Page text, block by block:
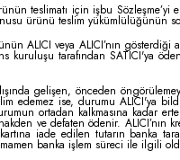
teslimatı için işbu
ürünü teslim yükümlülüğünün
ALICI veya ALICI’nın
kuruluşu tarafından SATICI'ya
gelişen, önceden
edemez ise, durumu ALICI'ya
ortadan kalkmasına kadar
ve defaten ödenir. ALICI’nın
iade edilen tutarın banka
banka işlem süreci ile ilgili